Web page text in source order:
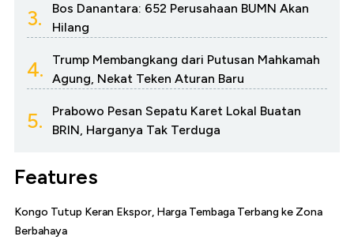
3.
Bos Danantara: 652 Perusahaan BUMN Akan
Hilang
4.
Trump Membangkang dari Putusan Mahkamah
Agung, Nekat Teken Aturan Baru
5.
Prabowo Pesan Sepatu Karet Lokal Buatan
BRIN, Harganya Tak Terduga
Features
Kongo Tutup Keran Ekspor, Harga Tembaga Terbang ke Zona
Berbahaya